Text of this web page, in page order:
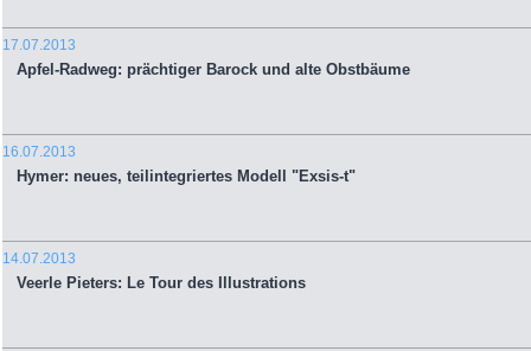
17.07.2013
Apfel-Radweg: prächtiger Barock und alte Obstbäume
16.07.2013
Hymer: neues, teilintegriertes Modell "Exsis-t"
14.07.2013
Veerle Pieters: Le Tour des Illustrations